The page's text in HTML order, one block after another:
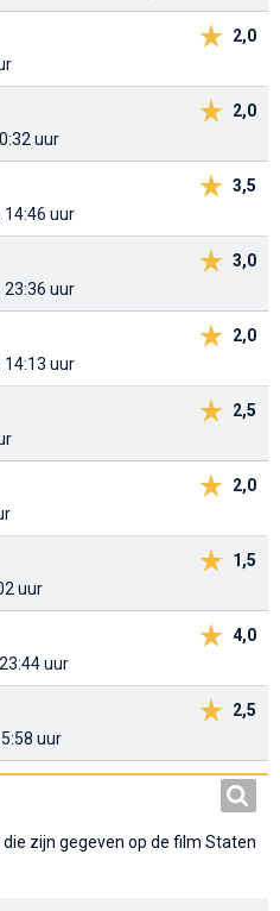
2,0
2,0
uur
3,5
uur
3,0
uur
2,0
uur
2,5
2,0
1,5
uur
4,0
uur
2,5
uur
zijn gegeven op de film Staten